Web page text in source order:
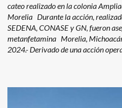
cateo realizado en la colonia
Morelia Durante la acción,
SEDENA, CONASE y GN, fueron
metanfetamina Morelia,
2024.- Derivado de una acción